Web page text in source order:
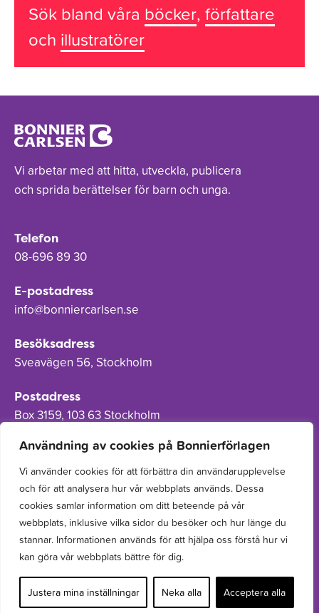
Användning av cookies på Bonnierförlagen
Vi använder cookies för att förbättra din användarupplevelse
och för att analysera hur vår webbplats används. Dessa
cookies samlar information om ditt beteende på vår
webbplats, inklusive vilka sidor du besöker och hur länge du
stannar. Informationen används för att hjälpa oss förstå hur vi
kan göra vår webbplats bättre för dig.
Justera mina inställningar Neka alla Acceptera alla
Sök bland våra böcker, författare
och illustratörer
Vi arbetar med att hitta, utveckla, publicera
och sprida berättelser för barn och unga.
Telefon
08-696 89 30
E-postadress
info@bonniercarlsen.se
Besöksadress
Sveavägen 56, Stockholm
Postadress
Box 3159, 103 63 Stockholm
Om Bonnierförlagen
Cookies
Integritetspolicy